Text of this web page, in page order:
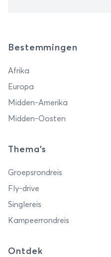
Bestemmingen
Afrika
Europa
Midden-Amerika
Midden-Oosten
Thema's
Groepsrondreis
Fly-drive
Singlereis
Kampeerrondreis
Ontdek